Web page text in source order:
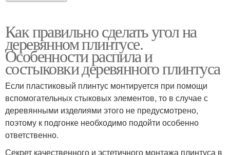
Как правильно сделать угол на
деревянном плинтусе.
Особенности распила и
состыковки деревянного плинтуса
Если пластиковый плинтус монтируется при помощи
вспомогательных стыковых элементов, то в случае с
деревянными изделиями этого не предусмотрено,
поэтому к подгонке необходимо подойти особенно
ответственно.
Секрет качественного и эстетичного монтажа плинтуса в